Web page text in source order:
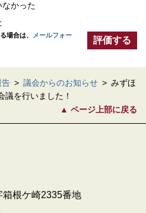
かった
場合は、
メールフォー
告 > 議会からのお知らせ > みずほ
議を行いました！
ページ上部に戻る
根ケ崎2335番地